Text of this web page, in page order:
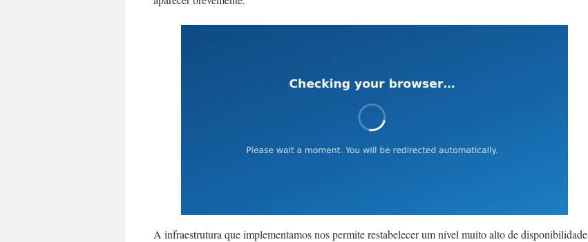
A infraestrutura que implementamos nos permite restabelecer um nível muito alto de disponibilidade